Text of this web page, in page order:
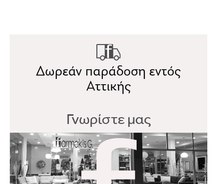
Δωρεάν παράδοση εντός
Αττικής
Γνωρίστε μας